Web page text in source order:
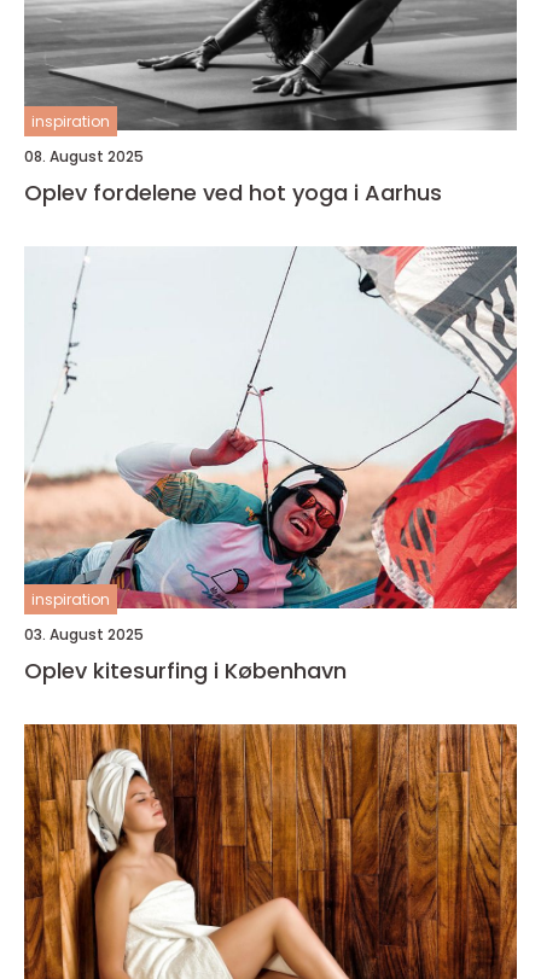
inspiration
08. August 2025
Oplev fordelene ved hot yoga i Aarhus
inspiration
03. August 2025
Oplev kitesurfing i København